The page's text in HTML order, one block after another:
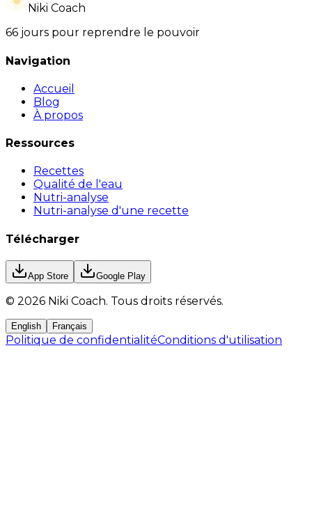
Niki Coach
66 jours pour reprendre le pouvoir
Navigation
Accueil
Blog
À propos
Ressources
Recettes
Qualité de l'eau
Nutri-analyse
Nutri-analyse d'une recette
Télécharger
App Store Google Play
© 2026 Niki Coach. Tous droits réservés.
English Français
Politique de confidentialitéConditions d'utilisation